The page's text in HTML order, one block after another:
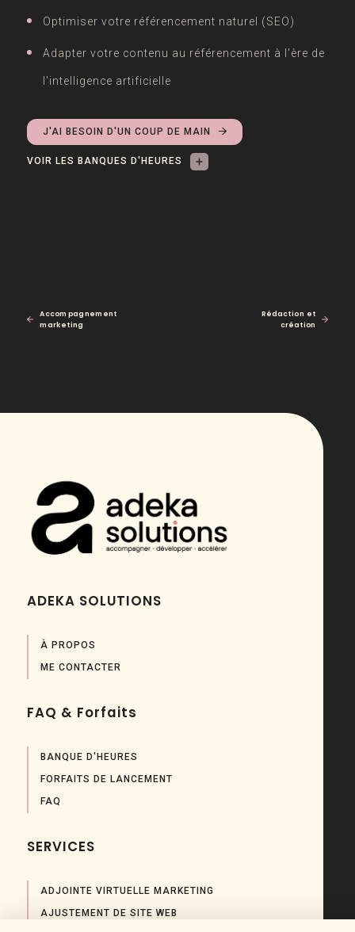
Optimiser votre référencement naturel (SEO)
Adapter votre contenu au référencement à l'ère de
l'intelligence artificielle
J'AI BESOIN D'UN COUP DE MAIN
VOIR LES BANQUES D'HEURES
Accompagnement
marketing
Rédaction et
création
ADEKA SOLUTIONS
À PROPOS
ME CONTACTER
FAQ & Forfaits
BANQUE D'HEURES
FORFAITS DE LANCEMENT
FAQ
SERVICES
ADJOINTE VIRTUELLE MARKETING
AJUSTEMENT DE SITE WEB